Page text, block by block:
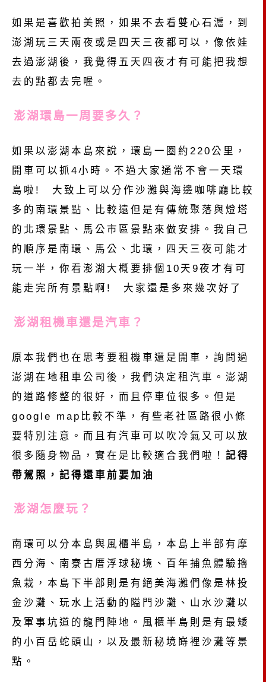
如果是喜歡拍美照，如果不去看雙心石滬，到
澎湖玩三天兩夜或是四天三夜都可以，像依娃
去過澎湖後，我覺得五天四夜才有可能把我想
去的點都去完喔。
澎湖環島一周要多久？
如果以澎湖本島來說，環島一圈約220公里，
開車可以抓4小時。不過大家通常不會一天環
島啦! 大致上可以分作沙灘與海邊咖啡廳比較
多的南環景點、比較遠但是有傳統聚落與燈塔
的北環景點、馬公市區景點來做安排。我自己
的順序是南環、馬公、北環，四天三夜可能才
玩一半，你看澎湖大概要排個10天9夜才有可
能走完所有景點啊! 大家還是多來幾次好了
澎湖租機車還是汽車？
原本我們也在思考要租機車還是開車，詢問過
澎湖在地租車公司後，我們決定租汽車。澎湖
的道路修整的很好，而且停車位很多。但是
google map比較不準，有些老社區路很小條
要特別注意。而且有汽車可以吹冷氣又可以放
很多隨身物品，實在是比較適合我們啦！ 記得
帶駕照，記得還車前要加油
澎湖怎麼玩？
南環可以分本島與風櫃半島，本島上半部有摩
西分海、南寮古厝浮球秘境、百年捕魚體驗擼
魚栽，本島下半部則是有絕美海灘們像是林投
金沙灘、玩水上活動的隘門沙灘、山水沙灘以
及軍事坑道的龍門陣地。風櫃半島則是有最矮
的小百岳蛇頭山，以及最新秘境嵵裡沙灘等景
點。